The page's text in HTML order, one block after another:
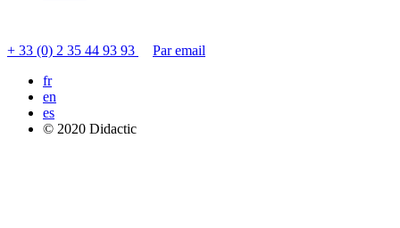
+ 33 (0) 2 35 44 93 93
Par email
fr
en
es
© 2020 Didactic